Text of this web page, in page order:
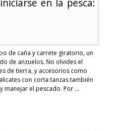
de caña y carrete giratorio, un
de anzuelos. No olvides el
de tierra, y accesorios como
con corta tanzas también
manejar el pescado. Por …